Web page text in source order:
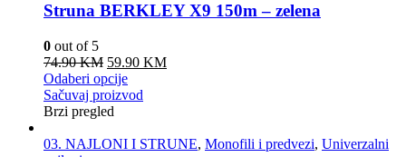
Struna BERKLEY X9 150m – zelena
0 out of 5
74.90KM 59.90 KM
Odaberi opcije
Sačuvaj proizvod
Brzi pregled
03. NAJLONI I STRUNE, Monofili i predvezi, Univerzalni